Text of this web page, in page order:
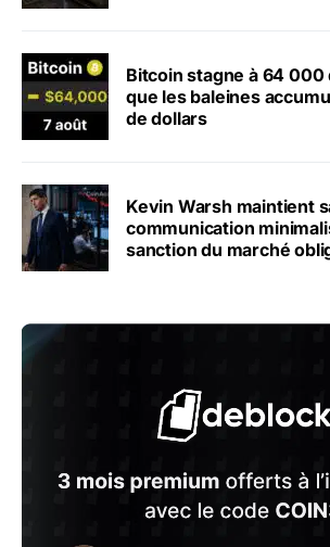
Bitcoin stagne à 64 000
que les baleines
de dollars
Kevin Warsh maintient
communication
sanction du marché